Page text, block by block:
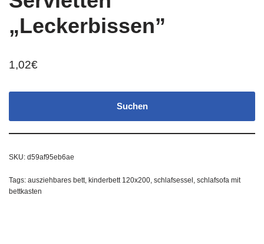
„Leckerbissen”
1,02€
Suchen
SKU: d59af95eb6ae
Tags: ausziehbares bett, kinderbett 120x200, schlafsessel , schlafsofa mit
bettkasten